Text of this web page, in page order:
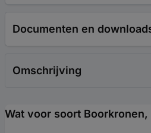
Documenten en
Omschrijving
Wat voor soort